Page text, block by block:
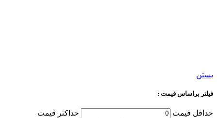
بستن
فیلتر براساس قیمت :
حداقل قیمت حداكثر قيمت